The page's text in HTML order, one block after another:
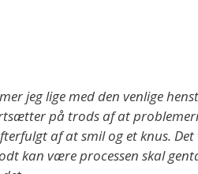
jeg lige med den venlige
på trods af at
af at smil og et knus.
kan være processen skal